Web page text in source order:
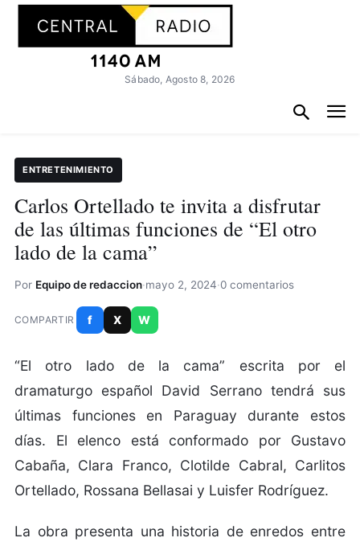
Sábado, Agosto 8, 2026
ENTRETENIMIENTO
Carlos Ortellado te invita a disfrutar
de las últimas funciones de “El otro
lado de la cama”
Por Equipo de redaccion·mayo 2, 2024·0 comentarios
COMPARTIR f X W
“El otro lado de la cama” escrita por el
dramaturgo español David Serrano tendrá sus
últimas funciones en Paraguay durante estos
días. El elenco está conformado por Gustavo
Cabaña, Clara Franco, Clotilde Cabral, Carlitos
Ortellado, Rossana Bellasai y Luisfer Rodríguez.
La obra presenta una historia de enredos entre